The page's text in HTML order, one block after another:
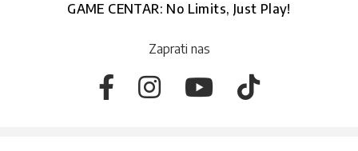
GAME CENTAR: No Limits, Just Play!
Zaprati nas